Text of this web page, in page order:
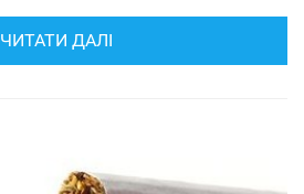
ЧИТАТИ ДАЛІ